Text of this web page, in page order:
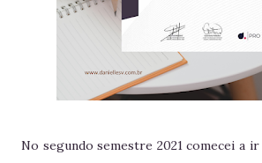
No segundo semestre 2021 comecei a